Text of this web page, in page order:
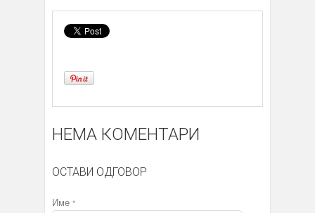
НЕМА КОМЕНТАРИ
ОСТАВИ ОДГОВОР
Име *